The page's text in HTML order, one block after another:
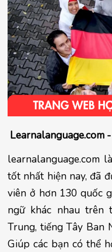
Learnalanguage.com
learnalanguage.com
tốt nhất hiện nay, đã
viên ở hơn 130 quốc
ngữ khác nhau trên
Trung, tiếng Tây Ban
Giúp các bạn có thể